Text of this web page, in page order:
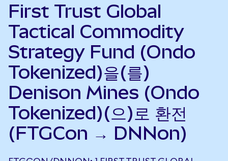
First Trust Global
Tactical Commodity
Strategy Fund (Ondo
Tokenized)을(를)
Denison Mines (Ondo
Tokenized)(으)로 환전
(FTGCon → DNNon)